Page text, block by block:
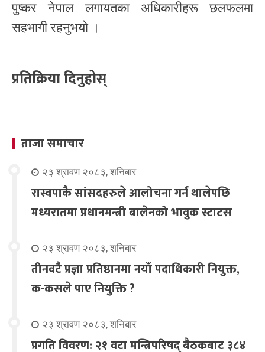
पुष्कर नेपाल लगायतका अधिकारीहरू छलफलमा
सहभागी रहनुभयो ।
प्रतिक्रिया दिनुहोस्
ताजा समाचार
२३ श्रावण २०८३, शनिबार
रास्वपाकै सांसदहरुले आलोचना गर्न थालेपछि
मध्यरातमा प्रधानमन्त्री बालेनको भावुक स्टाटस
२३ श्रावण २०८३, शनिबार
तीनवटै प्रज्ञा प्रतिष्ठानमा नयाँ पदाधिकारी नियुक्त,
क-कसले पाए नियुक्ति ?
२३ श्रावण २०८३, शनिबार
प्रगति विवरण: २१ वटा मन्त्रिपरिषद् बैठकबाट ३८४